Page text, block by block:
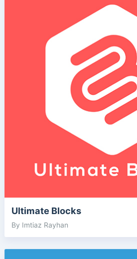
Ultimate Blocks
By Imtiaz Rayhan